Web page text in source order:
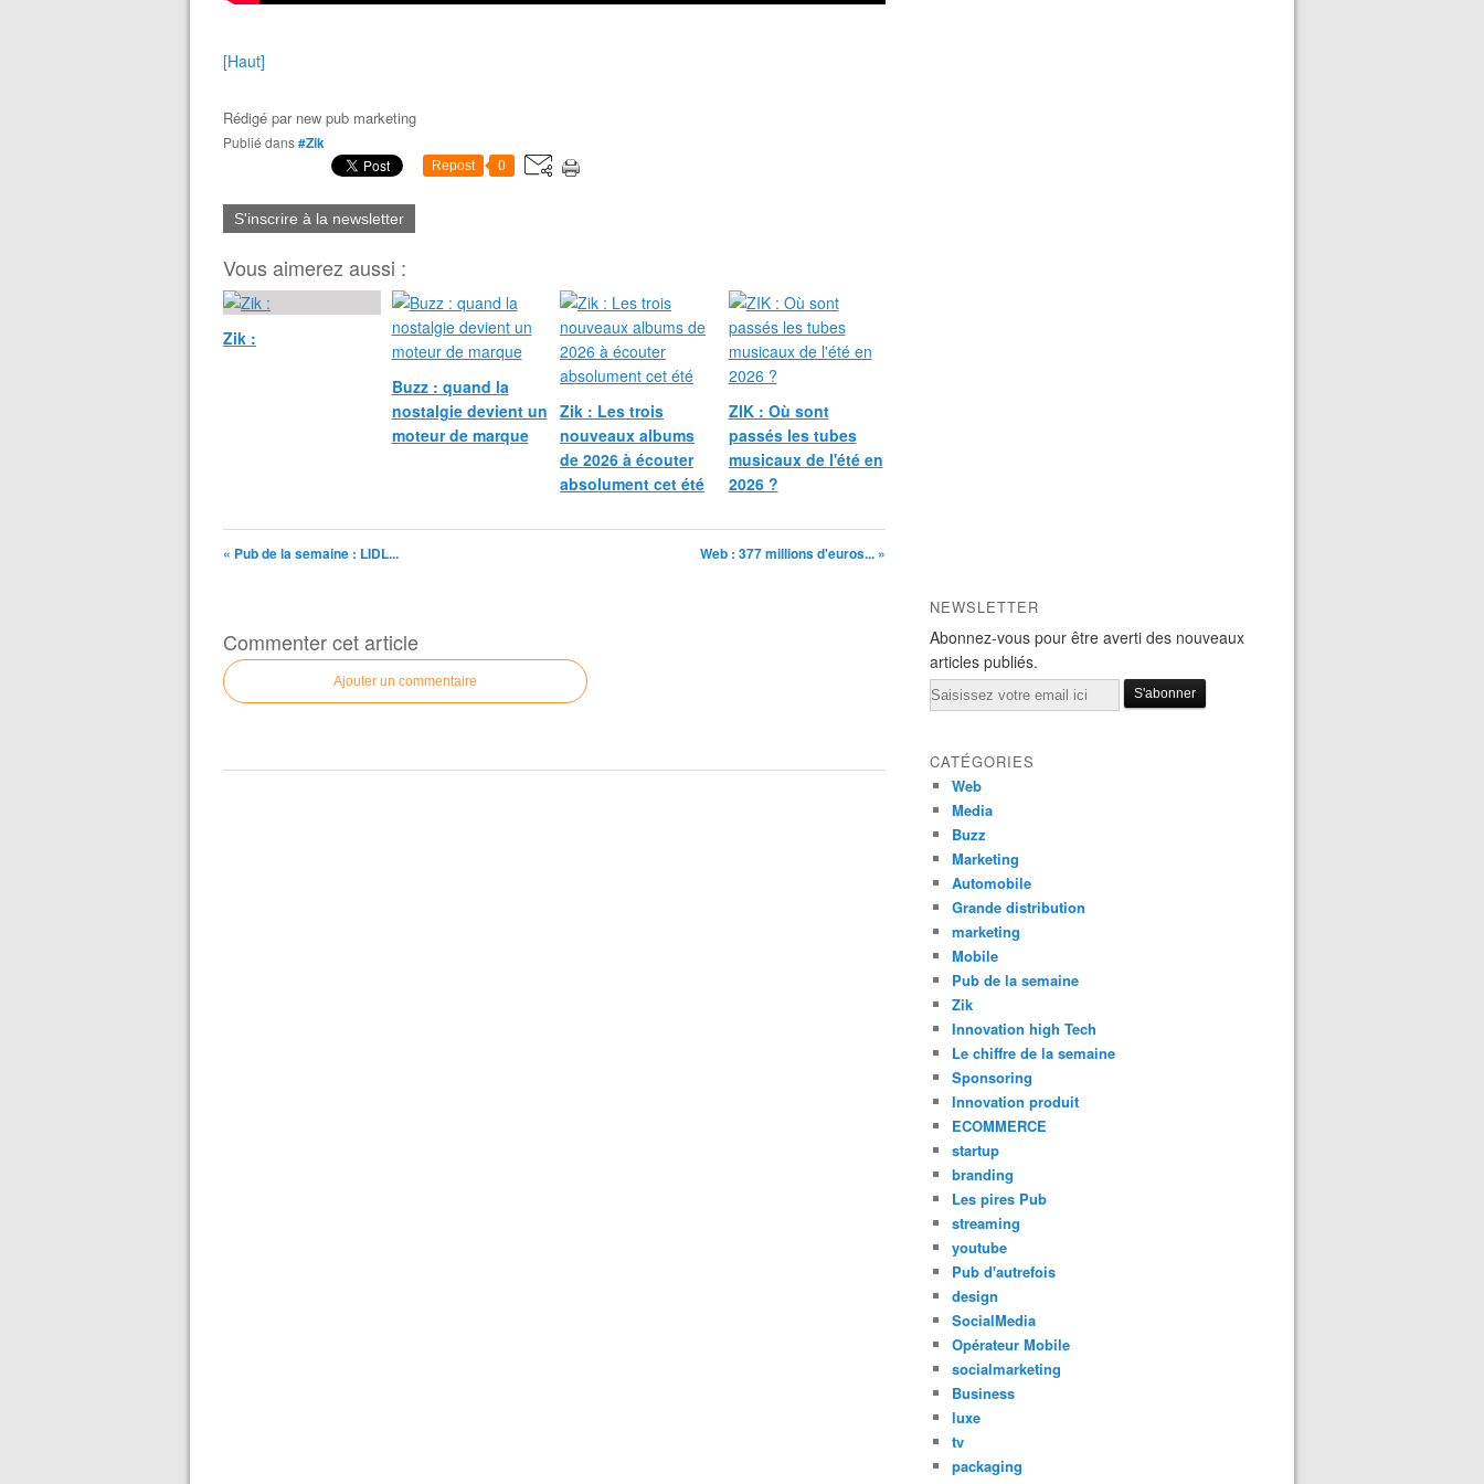
[Haut]
Rédigé par new pub marketing
Publié dans#Zik
Repost 0
S'inscrire à la newsletter
Vous aimerez aussi :
Zik :
Buzz : quand la
nostalgie devient un
moteur de marque
Zik : Les trois
nouveaux albums
de 2026 à écouter
absolument cet été
ZIK : Où sont
passés les tubes
musicaux de l'été en
2026 ?
« Pub de la semaine : LIDL... Web : 377 millions d'euros... »
Commenter cet article
Ajouter un commentaire
NEWSLETTER
Abonnez-vous pour être averti des nouveaux
articles publiés.
Email
CATÉGORIES
Web
Media
Buzz
Marketing
Automobile
Grande distribution
marketing
Mobile
Pub de la semaine
Zik
Innovation high Tech
Le chiffre de la semaine
Sponsoring
Innovation produit
ECOMMERCE
startup
branding
Les pires Pub
streaming
youtube
Pub d'autrefois
design
SocialMedia
Opérateur Mobile
socialmarketing
Business
luxe
tv
packaging